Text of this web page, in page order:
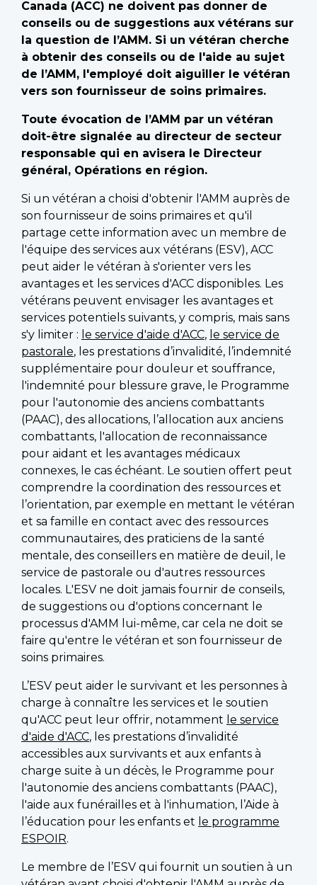
Canada (ACC) ne doivent pas donner de
conseils ou de suggestions aux vétérans sur
la question de l’AMM. Si un vétéran cherche
à obtenir des conseils ou de l'aide au sujet
de l’AMM, l'employé doit aiguiller le vétéran
vers son fournisseur de soins primaires.
Toute évocation de l’AMM par un vétéran
doit-être signalée au directeur de secteur
responsable qui en avisera le Directeur
général, Opérations en région.
Si un vétéran a choisi d'obtenir l'AMM auprès de
son fournisseur de soins primaires et qu'il
partage cette information avec un membre de
l'équipe des services aux vétérans (ESV), ACC
peut aider le vétéran à s'orienter vers les
avantages et les services d'ACC disponibles. Les
vétérans peuvent envisager les avantages et
services potentiels suivants, y compris, mais sans
s'y limiter : le service d'aide d'ACC, le service de
pastorale, les prestations d’invalidité, l’indemnité
supplémentaire pour douleur et souffrance,
l'indemnité pour blessure grave, le Programme
pour l'autonomie des anciens combattants
(PAAC), des allocations, l’allocation aux anciens
combattants, l'allocation de reconnaissance
pour aidant et les avantages médicaux
connexes, le cas échéant. Le soutien offert peut
comprendre la coordination des ressources et
l’orientation, par exemple en mettant le vétéran
et sa famille en contact avec des ressources
communautaires, des praticiens de la santé
mentale, des conseillers en matière de deuil, le
service de pastorale ou d'autres ressources
locales. L'ESV ne doit jamais fournir de conseils,
de suggestions ou d'options concernant le
processus d'AMM lui-même, car cela ne doit se
faire qu'entre le vétéran et son fournisseur de
soins primaires.
L’ESV peut aider le survivant et les personnes à
charge à connaître les services et le soutien
qu'ACC peut leur offrir, notamment le service
d'aide d'ACC, les prestations d’invalidité
accessibles aux survivants et aux enfants à
charge suite à un décès, le Programme pour
l'autonomie des anciens combattants (PAAC),
l'aide aux funérailles et à l'inhumation, l’Aide à
l’éducation pour les enfants et le programme
ESPOIR.
Le membre de l’ESV qui fournit un soutien à un